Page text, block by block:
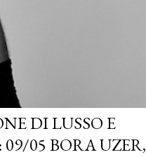
DI LUSSO E
05 BORA UZER,